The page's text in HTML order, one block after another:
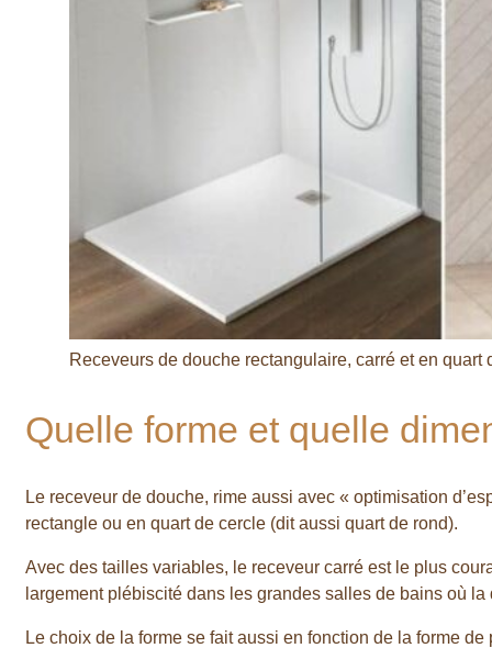
Receveurs de douche rectangulaire, carré et en quart
Quelle forme et quelle
Le receveur de douche, rime aussi avec « optimisation
rectangle ou en quart de cercle (dit aussi quart de rond).
Avec des tailles variables, le receveur carré est le plus
largement plébiscité dans les grandes salles de bains où
Le choix de la forme se fait aussi en fonction de la forme